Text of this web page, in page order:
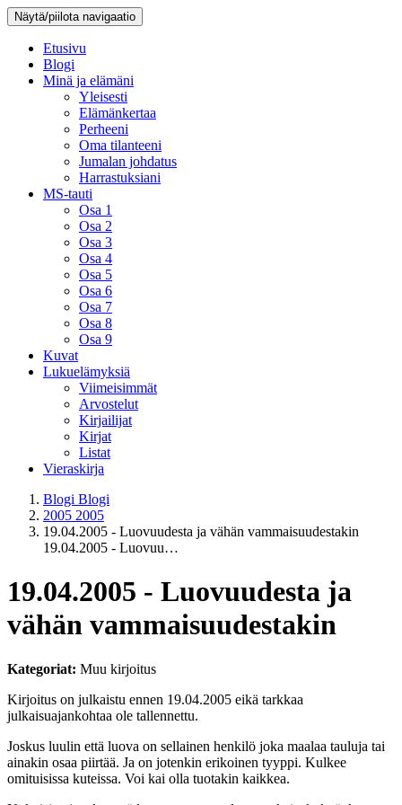
Näytä/piilota navigaatio
Etusivu
Blogi
Minä ja elämäni
Yleisesti
Elämänkertaa
Perheeni
Oma tilanteeni
Jumalan johdatus
Harrastuksiani
MS-tauti
Osa 1
Osa 2
Osa 3
Osa 4
Osa 5
Osa 6
Osa 7
Osa 8
Osa 9
Kuvat
Lukuelämyksiä
Viimeisimmät
Arvostelut
Kirjailijat
Kirjat
Listat
Vieraskirja
Blogi Blogi
2005 2005
19.04.2005 - Luovuudesta ja vähän vammaisuudestakin
19.04.2005 - Luovuu…
19.04.2005 - Luovuudesta ja
vähän vammaisuudestakin
Kategoriat: Muu kirjoitus
Kirjoitus on julkaistu ennen 19.04.2005 eikä tarkkaa
julkaisuajankohtaa ole tallennettu.
Joskus luulin että luova on sellainen henkilö joka maalaa tauluja tai
ainakin osaa piirtää. Ja on jotenkin erikoinen tyyppi. Kulkee
omituisissa kuteissa. Voi kai olla tuotakin kaikkea.